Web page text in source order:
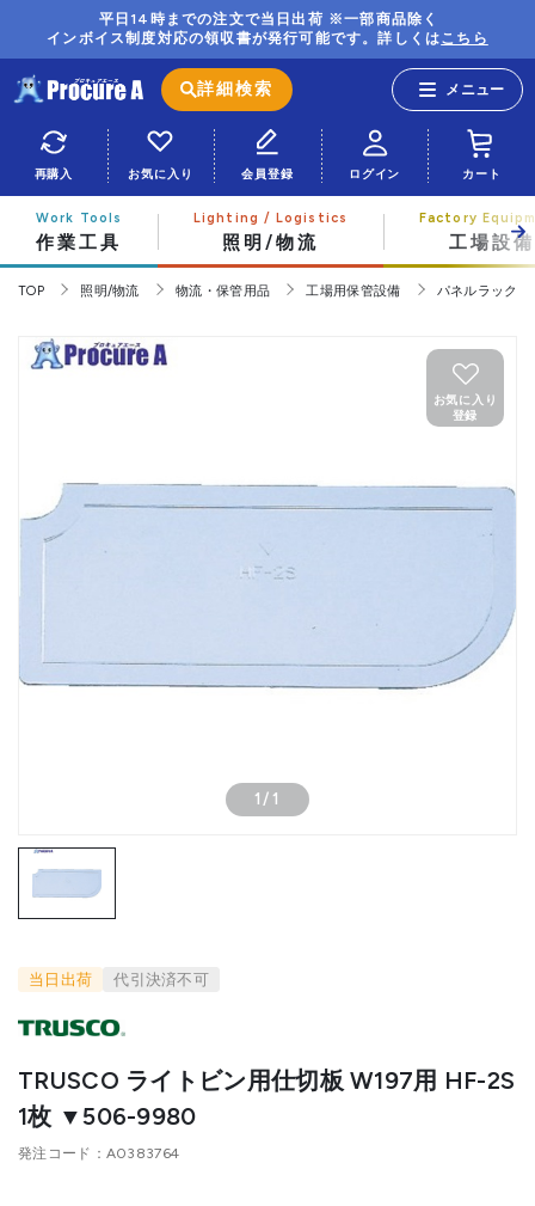
平日14時までの注文で当日出荷 ※一部商品除く
インボイス制度対応の領収書が発行可能です。詳しくはこちら
詳細検索
再購入 お気に入り 会員登録 ログイン カート
作業工具 照明/物流 工場設備
TOP 照明/物流 物流・保管用品 工場用保管設備 パネルラック
1 / 1
お気に入り
登録
当日出荷 代引決済不可
TRUSCO ライトビン用仕切板 W197用 HF-2S
1枚 ▼506-9980
発注コード A0383764